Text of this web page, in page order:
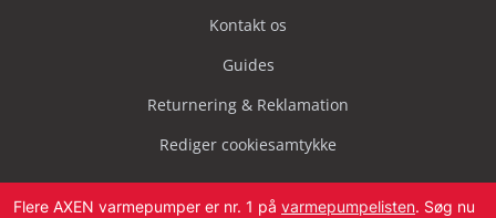
Kontakt os
Guides
Returnering & Reklamation
Rediger cookiesamtykke
Flere AXEN varmepumper er nr. 1 på varmepumpelisten. Søg nu